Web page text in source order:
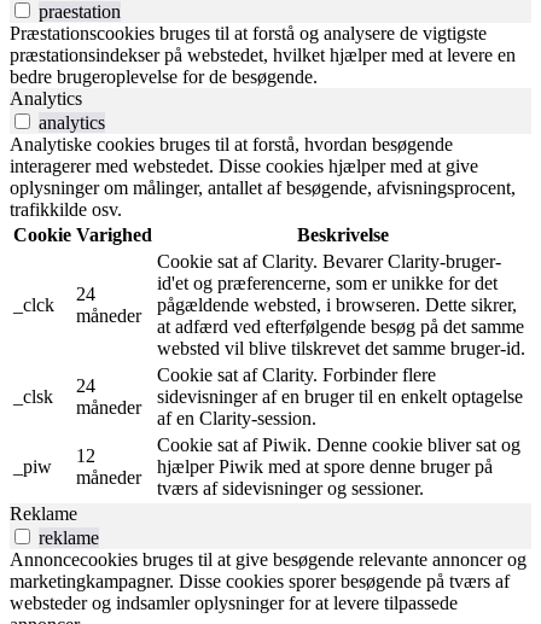
praestation
Præstationscookies bruges til at forstå og analysere de vigtigste
præstationsindekser på webstedet, hvilket hjælper med at levere en
bedre brugeroplevelse for de besøgende.
Analytics
analytics
Analytiske cookies bruges til at forstå, hvordan besøgende
interagerer med webstedet. Disse cookies hjælper med at give
oplysninger om målinger, antallet af besøgende, afvisningsprocent,
trafikkilde osv.
Cookie Varighed Beskrivelse
_clck
24
måneder
Cookie sat af Clarity. Bevarer Clarity-bruger-
id'et og præferencerne, som er unikke for det
pågældende websted, i browseren. Dette sikrer,
at adfærd ved efterfølgende besøg på det samme
websted vil blive tilskrevet det samme bruger-id.
_clsk
24
måneder
Cookie sat af Clarity. Forbinder flere
sidevisninger af en bruger til en enkelt optagelse
af en Clarity-session.
_piw
12
måneder
Cookie sat af Piwik. Denne cookie bliver sat og
hjælper Piwik med at spore denne bruger på
tværs af sidevisninger og sessioner.
Reklame
reklame
Annoncecookies bruges til at give besøgende relevante annoncer og
marketingkampagner. Disse cookies sporer besøgende på tværs af
websteder og indsamler oplysninger for at levere tilpassede